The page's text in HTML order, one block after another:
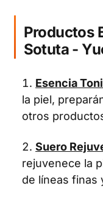
Productos
Sotuta -
Esencia
la piel,
otros
Suero
rejuvenece la
de líneas finas